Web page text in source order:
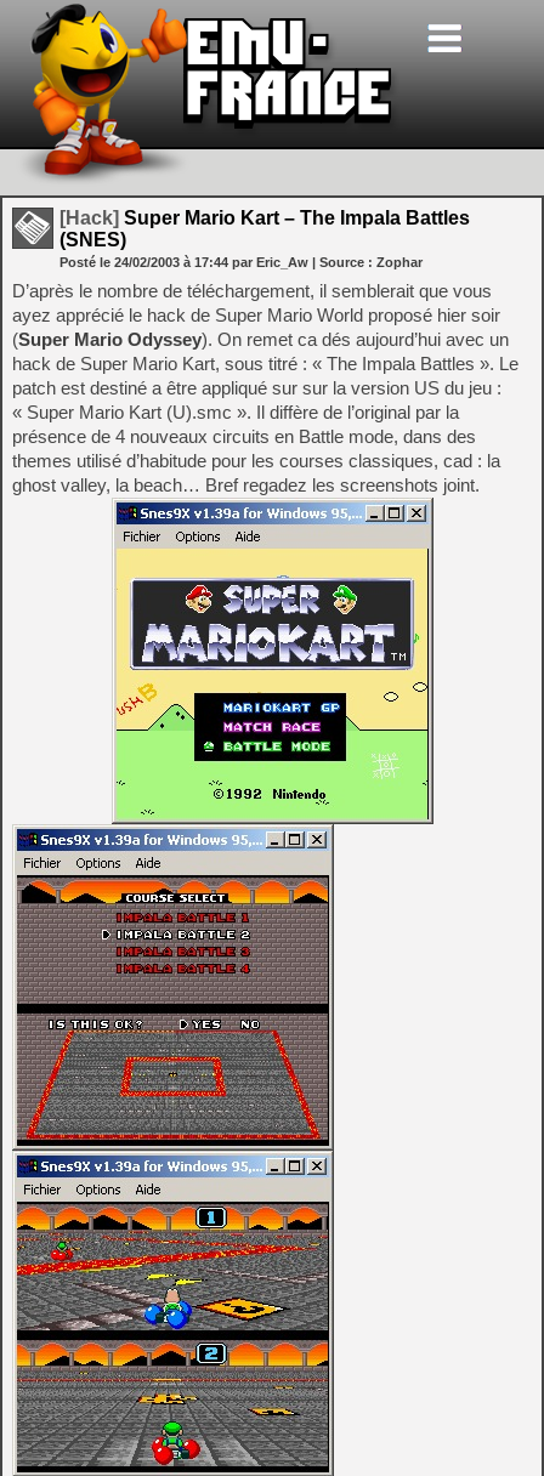
[Hack] Super Mario Kart – The Impala Battles
(SNES)
Posté le 24/02/2003 à 17:44 par Eric_Aw | Source : Zophar
D’après le nombre de téléchargement, il semblerait que vous
ayez apprécié le hack de Super Mario World proposé hier soir
(Super Mario Odyssey). On remet ca dés aujourd’hui avec un
hack de Super Mario Kart, sous titré : « The Impala Battles ». Le
patch est destiné a être appliqué sur sur la version US du jeu :
« Super Mario Kart (U).smc ». Il diffère de l’original par la
présence de 4 nouveaux circuits en Battle mode, dans des
themes utilisé d’habitude pour les courses classiques, cad : la
ghost valley, la beach… Bref regadez les screenshots joint.